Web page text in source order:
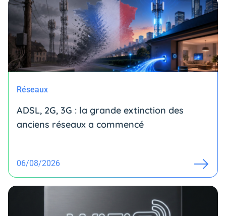
Réseaux
ADSL, 2G, 3G : la grande extinction des
anciens réseaux a commencé
06/08/2026